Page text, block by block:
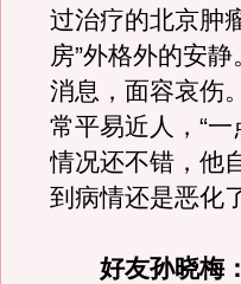
过治疗的北京肿
房”外格外的安
消息，面容哀伤
常平易近人，“
情况还不错，他
到病情还是恶化
好友孙晓梅